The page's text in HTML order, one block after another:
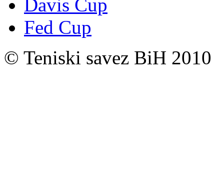
Davis Cup
Fed Cup
© Teniski savez BiH 2010